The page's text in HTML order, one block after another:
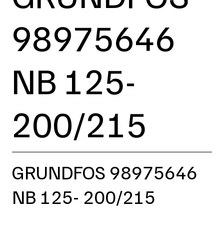
98975646
NB 125-
200/215
GRUNDFOS 98975646
NB 125- 200/215